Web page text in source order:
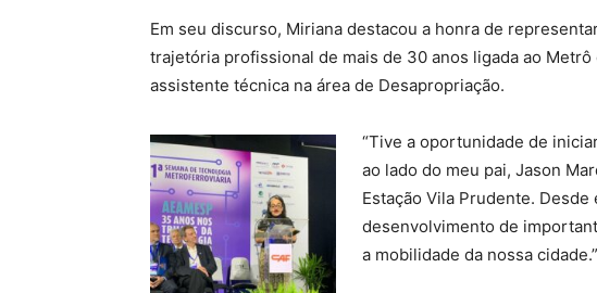
Em seu discurso, Miriana destacou a honra de
trajetória profissional de mais de 30 anos ligada ao Metrô
assistente técnica na área de Desapropriação.
“Tive a oportunidade de
ao lado do meu pai, Jason
Estação Vila Prudente.
desenvolvimento de
a mobilidade da nossa cidade.”